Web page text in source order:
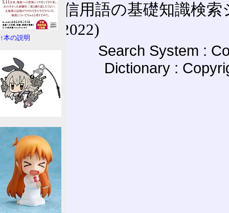
通信用語の基礎知識検索
(27-May-2022)
Search System :
Dictionary :
↑本の説明